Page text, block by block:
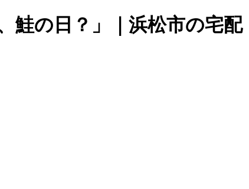
の日？」｜浜松市の宅配